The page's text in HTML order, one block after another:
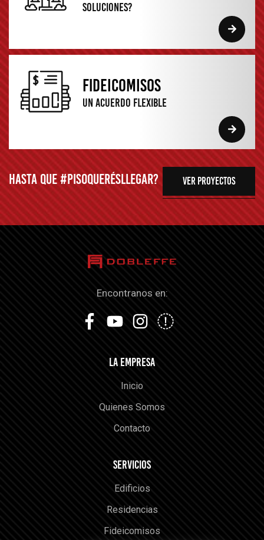
soluciones?
fideicomisos
Un acuerdo flexible
Hasta que #pisoquerésllegar? ver proyectos
Encontranos en:
LA EMPRESA
Inicio
Quienes Somos
Contacto
SERVICIOS
Edificios
Residencias
Fideicomisos